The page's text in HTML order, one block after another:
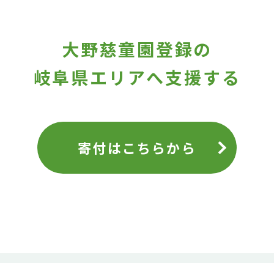
大野慈童園登録の
岐阜県エリアへ支援する
寄付はこちらから